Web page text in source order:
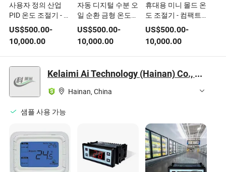
사용자 정의 산업
PID 온도 조절기 - 다
목적 사용을 위한
CE 인증 디지털 온
도 조절기
US$500.00-
10,000.00
자동 디지털 수분 오
일 순환 금형 온도
조절기 가열 냉각 시
스템 주조 블로운 필
름 라인용
US$500.00-
10,000.00
휴대용 미니 몰드 온
도 조절기 - 컴팩트
디지털 워터 히터
US$500.00-
10,000.00
Kelaimi Ai Technology (Hainan) Co., Ltd.
Hainan, China
샘플 사용 가능